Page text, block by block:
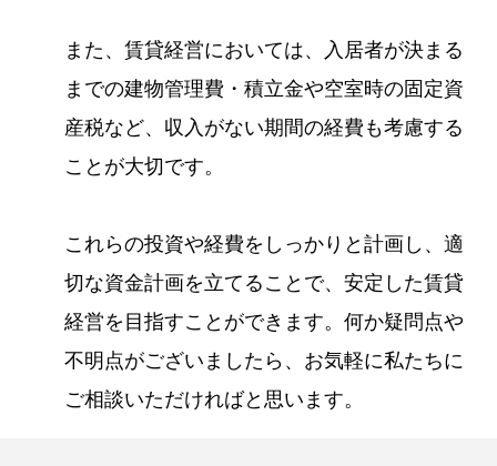
また、賃貸経営においては、入居者が決まる
までの建物管理費・積立金や空室時の固定資
産税など、収入がない期間の経費も考慮する
ことが大切です。
これらの投資や経費をしっかりと計画し、適
切な資金計画を立てることで、安定した賃貸
経営を目指すことができます。何か疑問点や
不明点がございましたら、お気軽に私たちに
ご相談いただければと思います。